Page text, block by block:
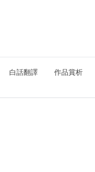
白話翻譯
作品賞析